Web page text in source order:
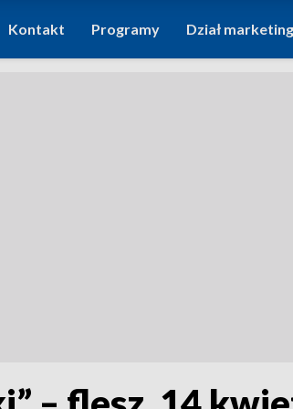
Kontakt Programy Dział